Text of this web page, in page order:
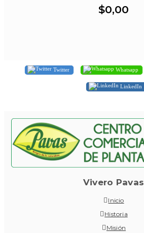
$0,00
Twitter Whatsapp
LinkedIn
Vivero Pavas
Inicio
Historia
Misión